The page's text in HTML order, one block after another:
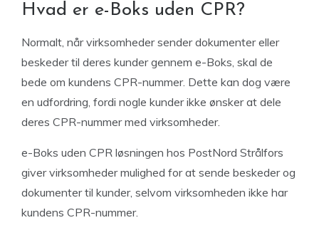
Hvad er e-Boks uden CPR?
Normalt, når virksomheder sender dokumenter eller
beskeder til deres kunder gennem e-Boks, skal de
bede om kundens CPR-nummer. Dette kan dog være
en udfordring, fordi nogle kunder ikke ønsker at dele
deres CPR-nummer med virksomheder.
e-Boks uden CPR løsningen hos PostNord Strålfors
giver virksomheder mulighed for at sende beskeder og
dokumenter til kunder, selvom virksomheden ikke har
kundens CPR-nummer.